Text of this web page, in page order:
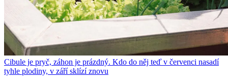
Cibule je pryč, záhon je prázdný. Kdo do něj teď v červenci nasadí
tyhle plodiny, v září sklízí znovu